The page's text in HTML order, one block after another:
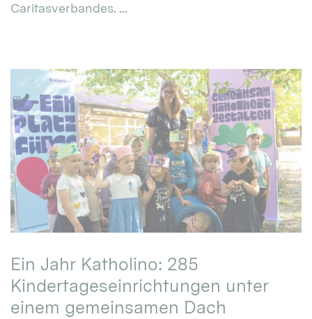
Caritasverbandes. ...
Ein Jahr Katholino: 285
Kindertageseinrichtungen unter
einem gemeinsamen Dach